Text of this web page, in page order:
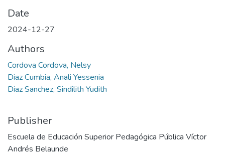
Date
2024-12-27
Authors
Cordova Cordova, Nelsy
Diaz Cumbia, Anali Yessenia
Diaz Sanchez, Sindilith Yudith
Publisher
Escuela de Educación Superior Pedagógica Pública Víctor
Andrés Belaunde